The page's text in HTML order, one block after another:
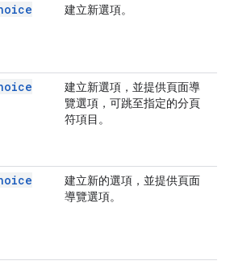
建立新選項。
建立新選項，並提供頁面導
覽選項，可跳至指定的分頁
符項目。
建立新的選項，並提供頁面
導覽選項。